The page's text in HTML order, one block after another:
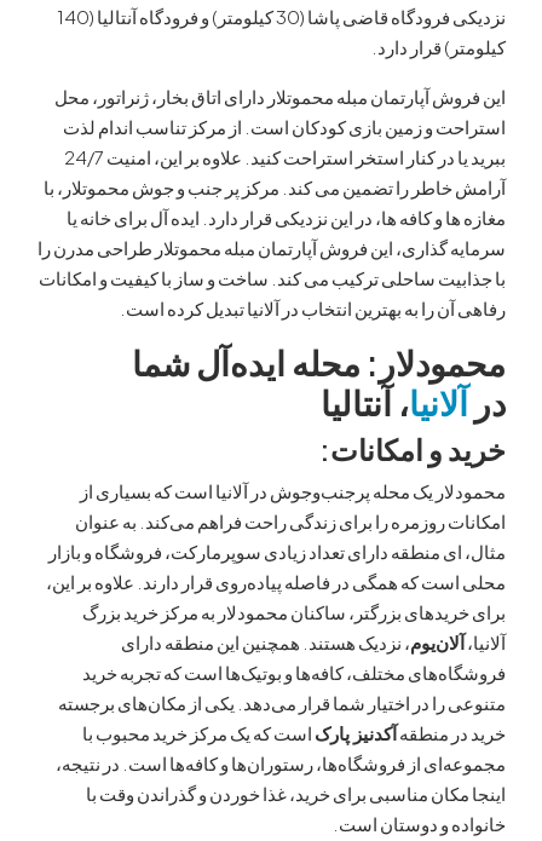
نزدیکی فرودگاه قاضی پاشا (30 کیلومتر) و فرودگاه آنتالیا (140
قرار دارد.
آپارتمان مبله محموتلار دارای اتاق بخار، ژنراتور، محل
و زمین بازی کودکان است. از مرکز تناسب اندام لذت
ببرید یا در کنار استخر استراحت کنید. علاوه بر این، امنیت 24/7
را تضمین می کند. مرکز پر جنب و جوش محموتلار، با
و کافه ها، در این نزدیکی قرار دارد. ایده آل برای خانه یا
گذاری، این فروش آپارتمان مبله محموتلار طراحی مدرن را
ساحلی ترکیب می کند. ساخت و ساز با کیفیت و امکانات
را به بهترین انتخاب در آلانیا تبدیل کرده است.
محله ایده‌آل شما
، آنتالیا
و امکانات:
یک محله پرجنب‌وجوش در آلانیا است که بسیاری از
روزمره را برای زندگی راحت فراهم می‌کند. به عنوان
منطقه دارای تعداد زیادی سوپرمارکت، فروشگاه و بازار
که همگی در فاصله پیاده‌روی قرار دارند. علاوه بر این،
بزرگتر، ساکنان محمودلار به مرکز خرید بزرگ
، نزدیک هستند. همچنین این منطقه دارای
مختلف، کافه‌ها و بوتیک‌ها است که تجربه خرید
را در اختیار شما قرار می‌دهد. یکی از مکان‌های برجسته
منطقهآکدنیز پارکاست که یک مرکز خرید محبوب با
از فروشگاه‌ها، رستوران‌ها و کافه‌ها است. در نتیجه،
مناسبی برای خرید، غذا خوردن و گذراندن وقت با
و دوستان است.